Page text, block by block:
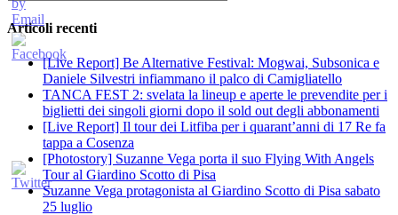
Articoli recenti
[Live Report] Be Alternative Festival: Mogwai, Subsonica e
Daniele Silvestri infiammano il palco di Camigliatello
TANCA FEST 2: svelata la lineup e aperte le prevendite per i
biglietti dei singoli giorni dopo il sold out degli abbonamenti
[Live Report] Il tour dei Litfiba per i quarant’anni di 17 Re fa
tappa a Cosenza
[Photostory] Suzanne Vega porta il suo Flying With Angels
Tour al Giardino Scotto di Pisa
Suzanne Vega protagonista al Giardino Scotto di Pisa sabato
25 luglio